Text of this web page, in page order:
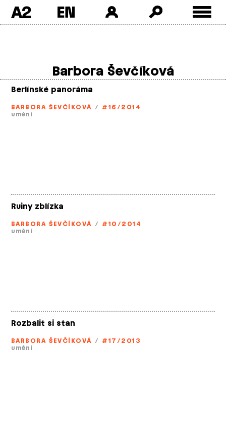
A2
Barbora Ševčíková
Berlínské panoráma
BARBORA ŠEVČÍKOVÁ / #16/2014
umění
Ruiny zblízka
BARBORA ŠEVČÍKOVÁ / #10/2014
umění
Rozbalit si stan
BARBORA ŠEVČÍKOVÁ / #17/2013
umění